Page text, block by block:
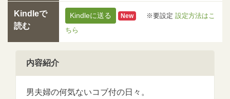
Kindleで
読む
Kindleに送る New ※要設定 設定方法はこ
ちら
内容紹介
男夫婦の何気ないコブ付の日々。